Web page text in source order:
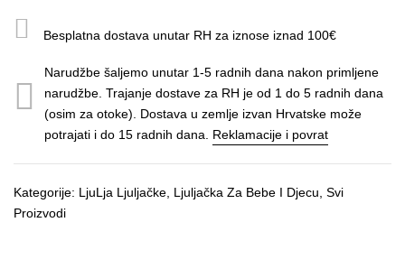
LjuLja
bež-
cirkus
Besplatna dostava unutar RH za iznose iznad 100€
Narudžbe šaljemo unutar 1-5 radnih dana nakon primljene
narudžbe. Trajanje dostave za RH je od 1 do 5 radnih dana
(osim za otoke). Dostava u zemlje izvan Hrvatske može
potrajati i do 15 radnih dana. Reklamacije i povrat
Kategorije: LjuLja Ljuljačke, Ljuljačka Za Bebe I Djecu, Svi
Proizvodi